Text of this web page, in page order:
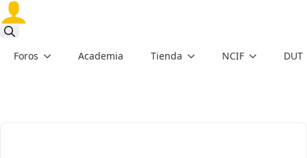
for:Foros Academia Tienda NCIF DUT